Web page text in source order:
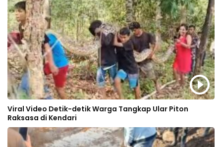
Viral Video Detik-detik Warga Tangkap Ular Piton
Raksasa di Kendari